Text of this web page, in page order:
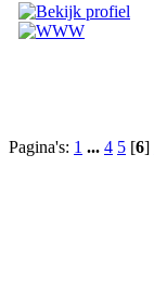
Pagina's: 1 ... 4 5 [6]